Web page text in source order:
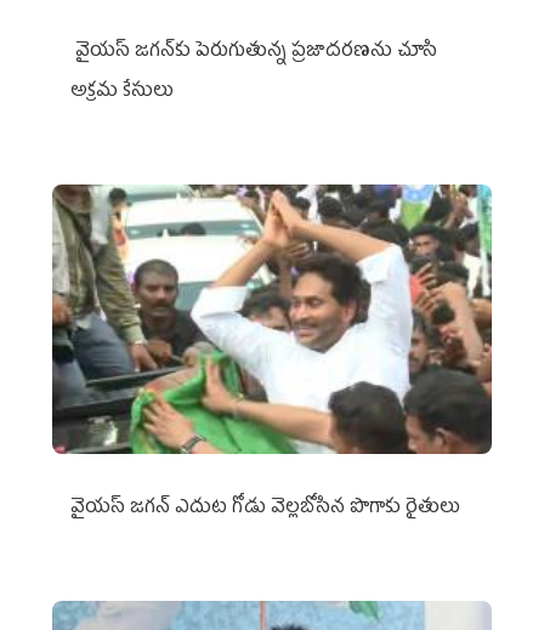
వైయ‌స్ జగన్‌కు పెరుగుతున్న ప్రజాదరణను చూసి
అక్రమ కేసులు
వైయ‌స్‌ జగన్ ఎదుట గోడు వెల్లబోసిన పొగాకు రైతులు